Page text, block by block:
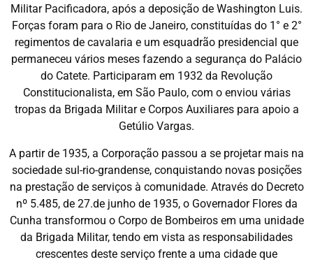
Militar Pacificadora, após a deposição de Washington Luis.
Forças foram para o Rio de Janeiro, constituídas do 1° e 2°
regimentos de cavalaria e um esquadrão presidencial que
permaneceu vários meses fazendo a segurança do Palácio
do Catete. Participaram em 1932 da Revolução
Constitucionalista, em São Paulo, com o enviou várias
tropas da Brigada Militar e Corpos Auxiliares para apoio a
Getúlio Vargas.
A partir de 1935, a Corporação passou a se projetar mais na
sociedade sul-rio-grandense, conquistando novas posições
na prestação de serviços à comunidade. Através do Decreto
nº 5.485, de 27.de junho de 1935, o Governador Flores da
Cunha transformou o Corpo de Bombeiros em uma unidade
da Brigada Militar, tendo em vista as responsabilidades
crescentes deste serviço frente a uma cidade que